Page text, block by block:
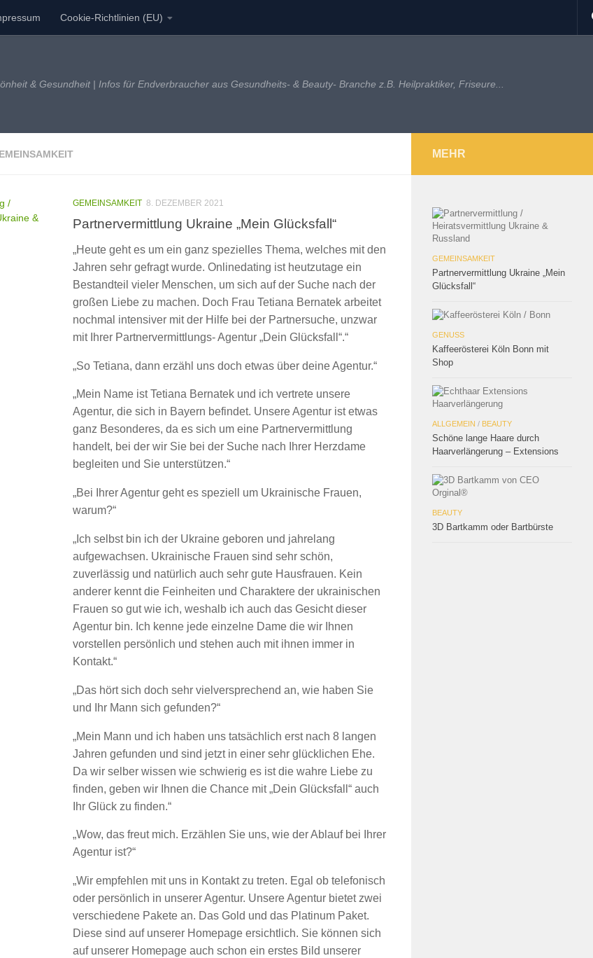
Cookie-Richtlinien (EU)
& Gesundheit | Infos für Endverbraucher aus Gesundheits- & Beauty- Branche z.B. Heilpraktiker, Friseure...
GEMEINSAMKEIT 8. DEZEMBER 2021
Partnervermittlung Ukraine „Mein Glücksfall“
„Heute geht es um ein ganz spezielles Thema, welches mit den
Jahren sehr gefragt wurde. Onlinedating ist heutzutage ein
Bestandteil vieler Menschen, um sich auf der Suche nach der
großen Liebe zu machen. Doch Frau Tetiana Bernatek arbeitet
nochmal intensiver mit der Hilfe bei der Partnersuche, unzwar
mit Ihrer Partnervermittlungs- Agentur „Dein Glücksfall“.“
„So Tetiana, dann erzähl uns doch etwas über deine Agentur.“
„Mein Name ist Tetiana Bernatek und ich vertrete unsere
Agentur, die sich in Bayern befindet. Unsere Agentur ist etwas
ganz Besonderes, da es sich um eine Partnervermittlung
handelt, bei der wir Sie bei der Suche nach Ihrer Herzdame
begleiten und Sie unterstützen.“
„Bei Ihrer Agentur geht es speziell um Ukrainische Frauen,
warum?“
„Ich selbst bin ich der Ukraine geboren und jahrelang
aufgewachsen. Ukrainische Frauen sind sehr schön,
zuverlässig und natürlich auch sehr gute Hausfrauen. Kein
anderer kennt die Feinheiten und Charaktere der ukrainischen
Frauen so gut wie ich, weshalb ich auch das Gesicht dieser
Agentur bin. Ich kenne jede einzelne Dame die wir Ihnen
vorstellen persönlich und stehen auch mit ihnen immer in
Kontakt.“
„Das hört sich doch sehr vielversprechend an, wie haben Sie
und Ihr Mann sich gefunden?“
„Mein Mann und ich haben uns tatsächlich erst nach 8 langen
Jahren gefunden und sind jetzt in einer sehr glücklichen Ehe.
Da wir selber wissen wie schwierig es ist die wahre Liebe zu
finden, geben wir Ihnen die Chance mit „Dein Glücksfall“ auch
Ihr Glück zu finden.“
„Wow, das freut mich. Erzählen Sie uns, wie der Ablauf bei Ihrer
Agentur ist?“
„Wir empfehlen mit uns in Kontakt zu treten. Egal ob telefonisch
oder persönlich in unserer Agentur. Unsere Agentur bietet zwei
verschiedene Pakete an. Das Gold und das Platinum Paket.
Diese sind auf unserer Homepage ersichtlich. Sie können sich
auf unserer Homepage auch schon ein erstes Bild unserer
MEHR
GEMEINSAMKEIT
Partnervermittlung Ukraine „Mein
Glücksfall“
GENUSS
Kaffeerösterei Köln Bonn mit
Shop
ALLGEMEIN / BEAUTY
Schöne lange Haare durch
Haarverlängerung – Extensions
BEAUTY
3D Bartkamm oder Bartbürste